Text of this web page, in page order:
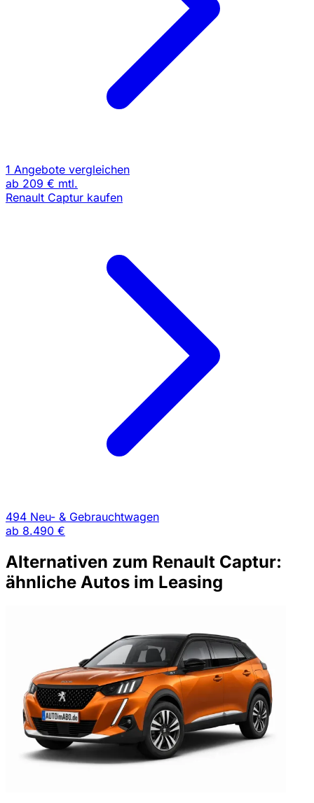
1 Angebote vergleichen
ab 209 € mtl.
Renault Captur kaufen
494 Neu- & Gebrauchtwagen
ab 8.490 €
Alternativen zum Renault Captur:
ähnliche Autos im Leasing